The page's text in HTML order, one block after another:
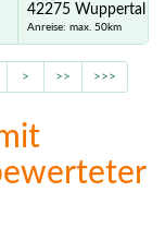
42275 Wuppertal
Anreise: max. 50km
> >> >>>